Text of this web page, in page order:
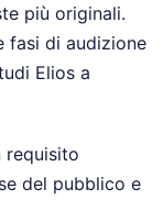
più originali.
fasi di audizione
Elios a
requisito
del pubblico e